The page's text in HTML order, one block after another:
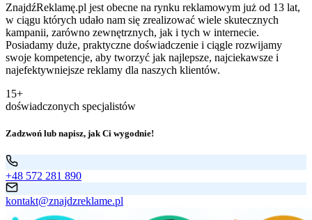
ZnajdźReklamę.pl jest obecne na rynku reklamowym już od 13 lat,
w ciągu których udało nam się zrealizować wiele skutecznych
kampanii, zarówno zewnętrznych, jak i tych w internecie.
Posiadamy duże, praktyczne doświadczenie i ciągle rozwijamy
swoje kompetencje, aby tworzyć jak najlepsze, najciekawsze i
najefektywniejsze reklamy dla naszych klientów.
15+
doświadczonych specjalistów
Zadzwoń lub napisz, jak Ci wygodnie!
+48 572 281 890
kontakt@znajdzreklame.pl